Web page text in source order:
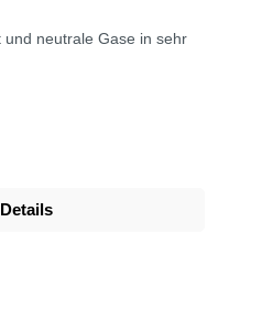
neutrale Gase in sehr
Details